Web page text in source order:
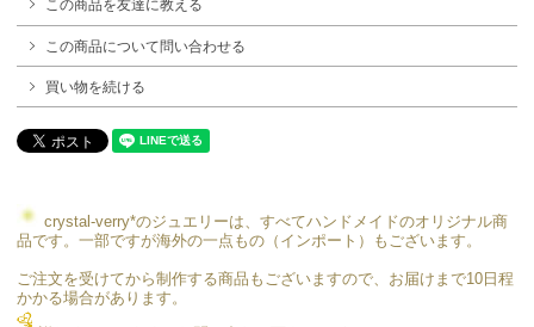
この商品を友達に教える
この商品について問い合わせる
買い物を続ける
crystal-verry*のジュエリーは、すべてハンドメイドのオリジナル商
品です。一部ですが海外の一点もの（インポート）もございます。
ご注文を受けてから制作する商品もございますので、お届けまで10日程
かかる場合があります。